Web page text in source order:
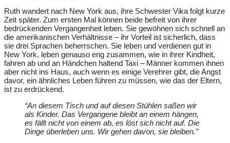
Ruth wandert nach New York aus, ihre Schwester Vika folgt kurze
Zeit später. Zum ersten Mal können beide befreit von ihrer
bedrückenden Vergangenheit leben. Sie gewöhnen sich schnell an
die amerikanischen Verhältnisse – ihr Vorteil ist sicherlich, dass
sie drei Sprachen beherrschen. Sie leben und verdienen gut in
New York, leben genauso eng zusammen, wie in ihrer Kindheit,
fahren ab und an Händchen haltend Taxi – Männer kommen ihnen
aber nicht ins Haus, auch wenn es einige Verehrer gibt, die Angst
davor, ein ähnliches Leben führen zu müssen, wie das der Eltern,
ist zu erdrückend.
“An diesem Tisch und auf diesen Stühlen saßen wir
als Kinder. Das Vergangene bleibt an einem hängen,
es fällt nicht von einem ab, es löst sich nicht auf. Die
Dinge überleben uns. Wir gehen davon, sie bleiben.”